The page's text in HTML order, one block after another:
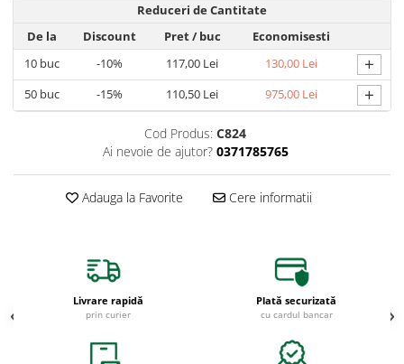
Reduceri de Cantitate
De la
Discount Pret/ buc
Economisesti
10buc -10% 117,00 Lei 130,00 Lei +
50buc -15% 110,50 Lei 975,00 Lei +
Cod Produs: C824
Ai nevoie de ajutor? 0371785765
Adauga la Favorite Cere informatii
Livrare rapidă
prin curier
Plată securizată
cu cardul bancar